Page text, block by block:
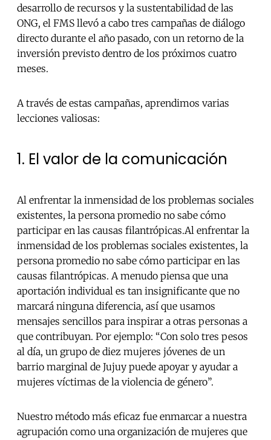
desarrollo de recursos y la sustentabilidad de las
ONG, el FMS llevó a cabo tres campañas de diálogo
directo durante el año pasado, con un retorno de la
inversión previsto dentro de los próximos cuatro
meses.
A través de estas campañas, aprendimos varias
lecciones valiosas:
1. El valor de la comunicación
Al enfrentar la inmensidad de los problemas sociales
existentes, la persona promedio no sabe cómo
participar en las causas filantrópicas.Al enfrentar la
inmensidad de los problemas sociales existentes, la
persona promedio no sabe cómo participar en las
causas filantrópicas. A menudo piensa que una
aportación individual es tan insignificante que no
marcará ninguna diferencia, así que usamos
mensajes sencillos para inspirar a otras personas a
que contribuyan. Por ejemplo: “Con solo tres pesos
al día, un grupo de diez mujeres jóvenes de un
barrio marginal de Jujuy puede apoyar y ayudar a
mujeres víctimas de la violencia de género”.
Nuestro método más eficaz fue enmarcar a nuestra
agrupación como una organización de mujeres que